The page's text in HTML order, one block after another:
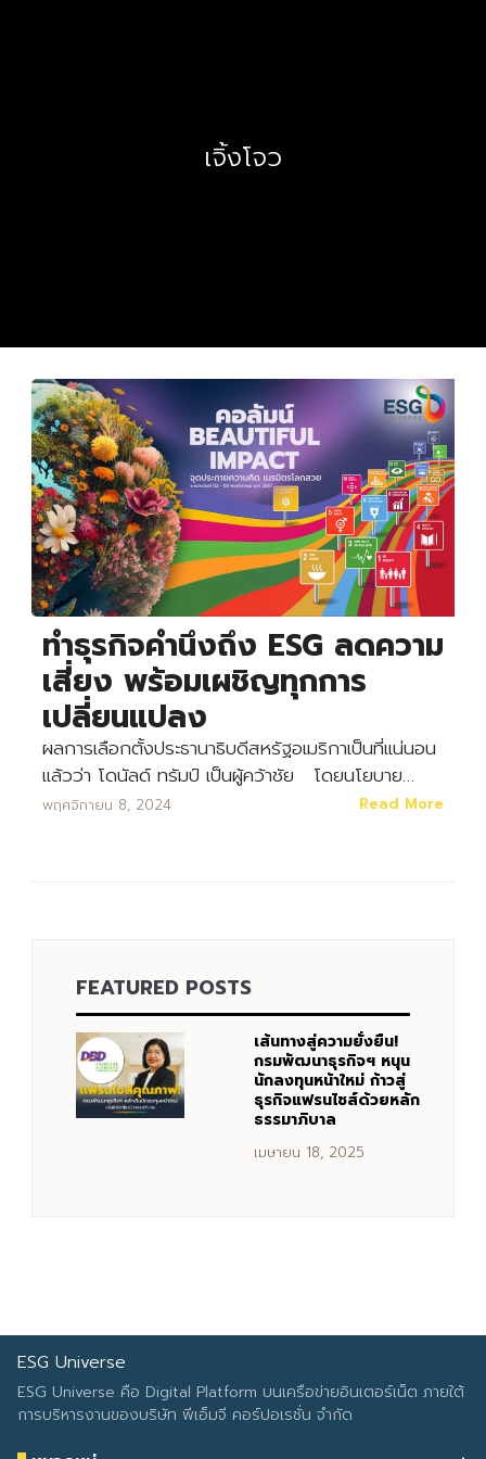
Search
Search
เจิ้งโจว
ทำธุรกิจคำนึงถึง ESG ลดความ
เสี่ยง พร้อมเผชิญทุกการ
เปลี่ยนแปลง
ผลการเลือกตั้งประธานาธิบดีสหรัฐอเมริกาเป็นที่แน่นอน
แล้วว่า โดนัลด์ ทรัมป์ เป็นผู้คว้าชัย โดยนโยบาย…
พฤศจิกายน 8, 2024 Read More
FEATURED POSTS
เส้นทางสู่ความยั่งยืน!
กรมพัฒนาธุรกิจฯ หนุน
นักลงทุนหน้าใหม่ ก้าวสู่
ธุรกิจแฟรนไชส์ด้วยหลัก
ธรรมาภิบาล
เมษายน 18, 2025
ESG Universe
ESG Universe คือ Digital Platform บนเครือข่ายอินเตอร์เน็ต ภายใต้
การบริหารงานของบริษัท พีเอ็มจี คอร์ปอเรชั่น จำกัด